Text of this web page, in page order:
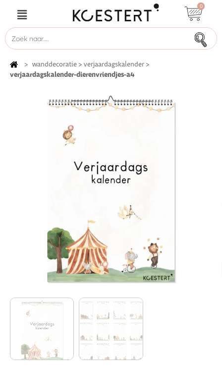
0
> wanddecoratie > verjaardagskalender >
verjaardagskalender-dierenvriendjes-a4